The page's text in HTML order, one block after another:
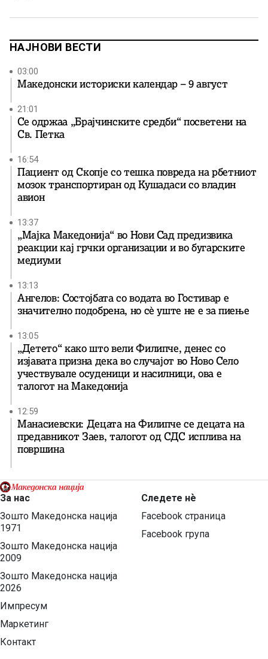
Alliance – ЕФА), европска политичка партија која ги
[…]
НАЈНОВИ ВЕСТИ
03:00
Македонски историски календар – 9 август
21:01
Се одржаа „Брајчинските средби“ посветени на
Св. Петка
16:54
Пациент од Скопје со тешка повреда на рбетниот
мозок транспортиран од Кушадаси со владин
авион
13:37
„Мајка Македонија“ во Нови Сад предизвика
реакции кај грчки организации и во бугарските
медиуми
13:13
Ангелов: Состојбата со водата во Гостивар е
значително подобрена, но сè уште не е за пиење
13:05
„Детето“ како што вели Филипче, денес со
изјавата призна дека во случајот во Ново Село
учествувале осуденици и насилници, ова е
талогот на Македонија
12:59
Манасиевски: Децата на Филипче се децата на
предавникот Заев, талогот од СДС исплива на
површина
За нас
Зошто Македонска нација
1971
Зошто Македонска нација
2009
Зошто Македонска нација
2026
Импресум
Маркетинг
Контакт
Следете нѐ
Facebook страница
Facebook група